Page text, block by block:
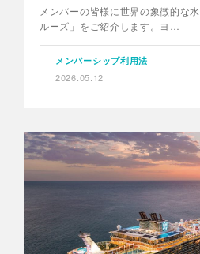
メンバーの皆様に世界の象徴的な
ルーズ」をご紹介します。ヨ…
メンバーシップ利用法
2026.05.12